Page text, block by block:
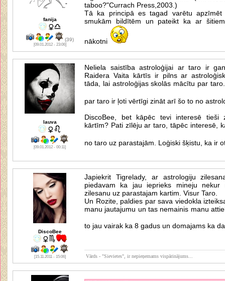
fanija
(39)
[09.01.2012 - 23:06]
taboo?"Currach Press,2003.)
Tā ka principā es tagad varētu apzīmēt
smukām bildītēm un pateikt ka ar
nākotni
lauva
[09.01.2012 - 00:11]
Neliela saistība astroloģijai ar taro ir
Raidera Vaita kārtīs ir pilns ar
tāda, lai astroloģijas skolās mācītu par
par taro ir ļoti vērtīgi zināt arī šo to no
DiscoBee, bet kāpēc tevi interesē tieši
kārtīm? Pati zīlēju ar taro, tāpēc interesē,
no taro uz parastajām. Loģiski šķistu, ka ir
DiscoBee
[15.11.2011 - 15:06]
Japiekrit Tigrelady, ar astrologiju
piedavam ka jau ieprieks mineju nekur
zilesanu uz parastajam kartim. Visur Taro.
Un Rozite, paldies par sava viedokla
manu jautajumu un tas nemainis manu
to jau vairak ka 8 gadus un domajams ka
Vārds - "Sievietes", ir nepieņemams vispārinājums...